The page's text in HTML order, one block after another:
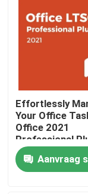
Huis
Effortlessly
Your Office
Office 2021
Professional
Essential
PackageAanvraag